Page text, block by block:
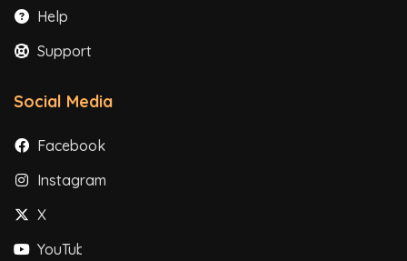
Help
Support
Social Media
Facebook
Instagram
X
YouTube